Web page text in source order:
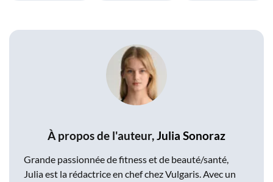
À propos de l'auteur,Julia Sonoraz
Grande passionnée de fitness et de beauté/santé,
Julia est la rédactrice en chef chez Vulgaris. Avec un